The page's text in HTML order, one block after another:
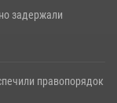
задержали
правопорядок